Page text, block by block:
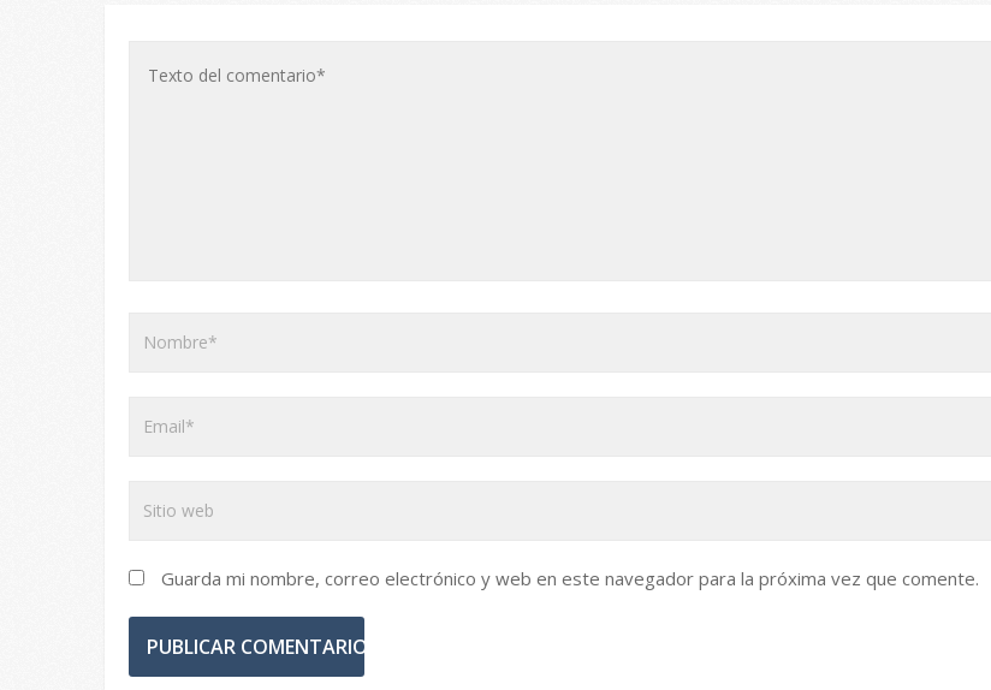
Guarda mi nombre, correo electrónico y web en este navegador para la próxima vez que comente.